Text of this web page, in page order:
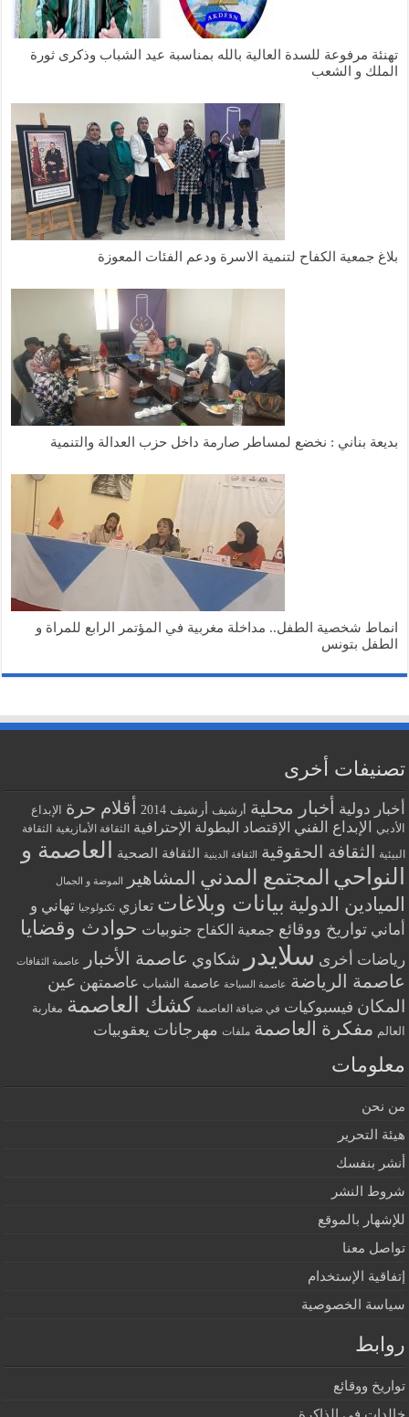
تهنئة مرفوعة للسدة العالية بالله بمناسبة عيد الشباب وذكرى ثورة
الملك و الشعب
بلاغ جمعية الكفاح لتنمية الاسرة ودعم الفئات المعوزة
بديعة بناني : نخضع لمساطر صارمة داخل حزب العدالة والتنمية
انماط شخصية الطفل.. مداخلة مغربية في المؤتمر الرابع للمراة و
الطفل بتونس
تصنيفات أخرى
أخبار دولية أخبار محلية أرشيف أرشيف 2014 أقلام حرة
الإبداع
الأدبي
الإبداع الفني الإقتصاد البطولة الإحترافية الثقافة الأمازيغية الثقافة
البيئية الثقافة الحقوقية الثقافة الدينية الثقافة الصحية
العاصمة و
النواحي المجتمع المدني المشاهير الموضة و الجمال
الميادين الدولية بيانات وبلاغات تعازي تكنولوجيا تهاني و
أماني تواريخ ووقائع جمعية الكفاح جنوبيات حوادث وقضايا
رياضات أخرى سلايدر شكاوي عاصمة الأخبار عاصمة الثقافات
عاصمة الرياضة عاصمة السياحة عاصمة الشباب عاصمتهن عين
المكان فيسبوكيات في ضيافة العاصمة كشك العاصمة مغاربة
العالم مفكرة العاصمة ملفات مهرجانات يعقوبيات
معلومات
من نحن
هيئة التحرير
أنشر بنفسك
شروط النشر
للإشهار بالموقع
تواصل معنا
إتفاقية الإستخدام
سياسة الخصوصية
روابط
تواريخ ووقائع